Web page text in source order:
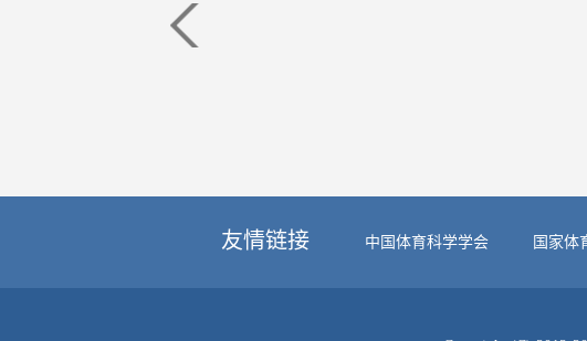
友情链接 中国体育科学学会 国家体